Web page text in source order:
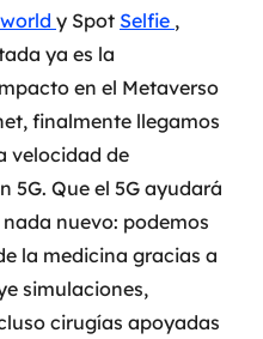
y Spot Selfie ,
ya es la
en el Metaverso
finalmente llegamos
velocidad de
5G. Que el 5G ayudará
nuevo: podemos
la medicina gracias a
simulaciones,
cirugías apoyadas